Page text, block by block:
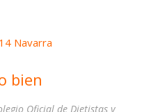
Navarra
bien
Oficial de Dietistas y